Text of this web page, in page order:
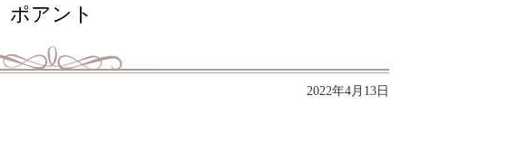
ポアント
2022年4月13日